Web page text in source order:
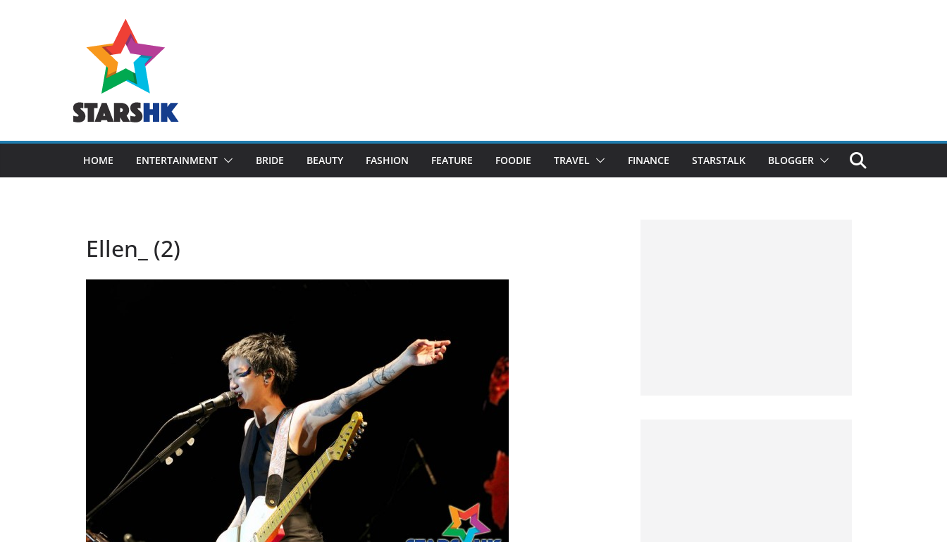
HOME ENTERTAINMENT BRIDE BEAUTY FASHION FEATURE FOODIE TRAVEL FINANCE STARSTALK BLOGGER
Ellen_ (2)